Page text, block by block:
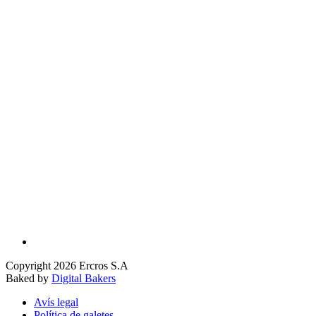
Copyright 2026 Ercros S.A
Baked by Digital Bakers
Avís legal